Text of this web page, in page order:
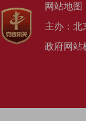
网站地图
主办：北
政府网站